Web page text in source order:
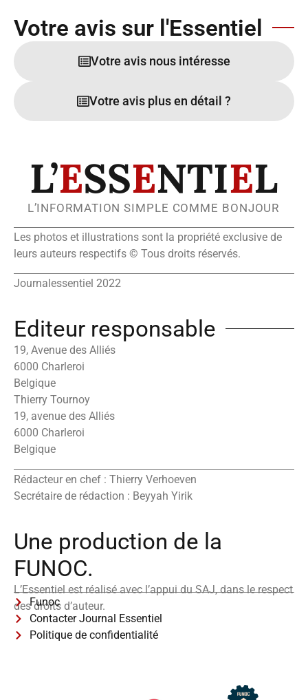
Votre avis sur l'Essentiel
Votre avis nous intéresse
Votre avis plus en détail ?
L’ESSENTIEL
L’INFORMATION SIMPLE COMME BONJOUR
Les photos et illustrations sont la propriété exclusive de
leurs auteurs respectifs © Tous droits réservés.
Journalessentiel 2022
Editeur responsable
19, Avenue des Alliés
6000 Charleroi
Belgique
Thierry Tournoy
19, avenue des Alliés
6000 Charleroi
Belgique
Rédacteur en chef : Thierry Verhoeven
Secrétaire de rédaction : Beyyah Yirik
Une production de la
FUNOC.
L’Essentiel est réalisé avec l’appui du SAJ, dans le respect
des droits d’auteur.
Funoc
Contacter Journal Essentiel
Politique de confidentialité